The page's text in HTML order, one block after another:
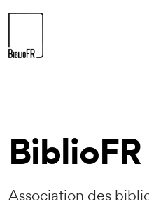
BiblioFR
Association des